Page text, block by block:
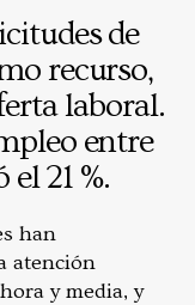
de
recurso,
laboral.
entre
21 %.
han
atención
y media, y